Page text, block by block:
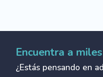
Encuentra a
¿Estás pensando en